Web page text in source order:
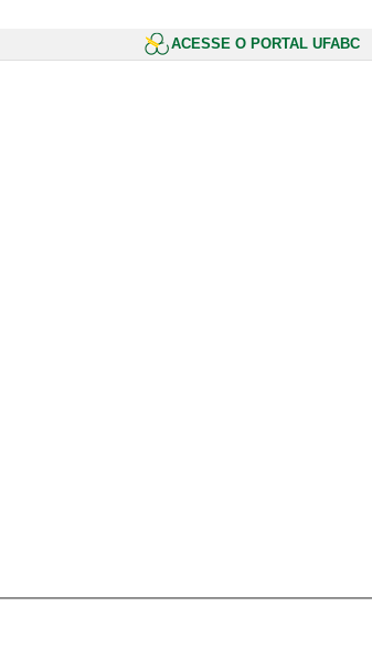
ACESSE O PORTAL UFABC